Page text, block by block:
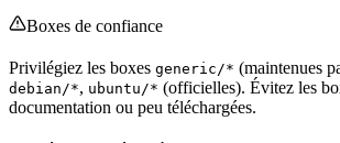
Boxes de confiance
Privilégiez les boxes generic/* (maintenues
debian/*, ubuntu/* (officielles). Évitez les
documentation ou peu téléchargées.